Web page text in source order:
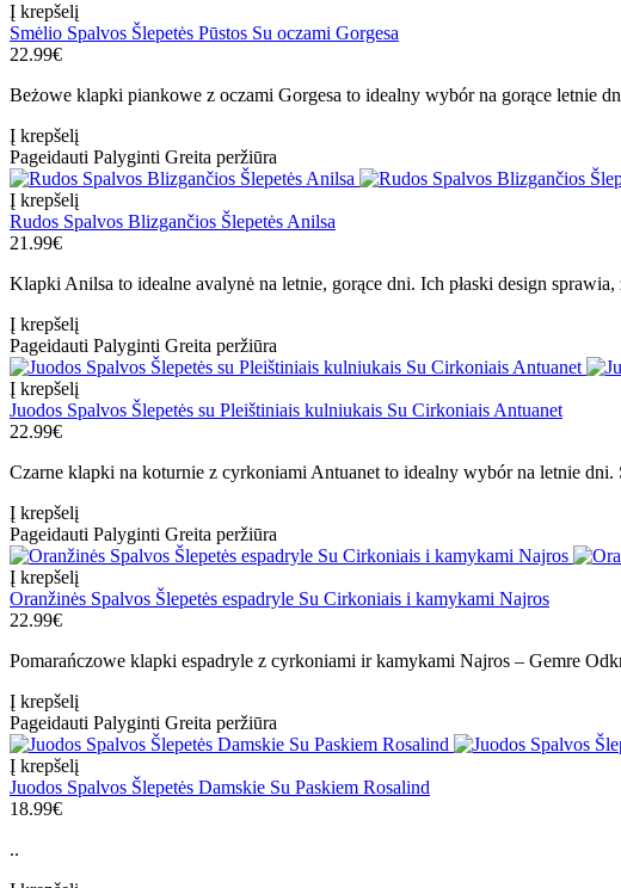
Į krepšelį
Smėlio Spalvos Šlepetės Pūstos Su oczami Gorgesa
22.99€
Beżowe klapki piankowe z oczami Gorgesa to idealny wybór na gorące letnie
Į krepšelį
Pageidauti Palyginti Greita peržiūra
Į krepšelį
Rudos Spalvos Blizgančios Šlepetės Anilsa
21.99€
Klapki Anilsa to idealne avalynė na letnie, gorące dni. Ich płaski design sprawia,
Į krepšelį
Pageidauti Palyginti Greita peržiūra
Į krepšelį
Juodos Spalvos Šlepetės su Pleištiniais kulniukais Su Cirkoniais Antuanet
22.99€
Czarne klapki na koturnie z cyrkoniami Antuanet to idealny wybór na letnie dni.
Į krepšelį
Pageidauti Palyginti Greita peržiūra
Į krepšelį
Oranžinės Spalvos Šlepetės espadryle Su Cirkoniais i kamykami Najros
22.99€
Pomarańczowe klapki espadryle z cyrkoniami ir kamykami Najros – Gemre
Į krepšelį
Pageidauti Palyginti Greita peržiūra
Į krepšelį
Juodos Spalvos Šlepetės Damskie Su Paskiem Rosalind
18.99€
..